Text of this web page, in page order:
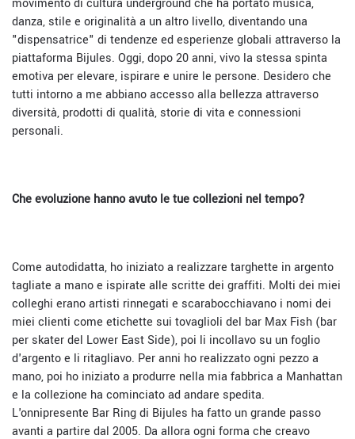
movimento di cultura underground che ha portato musica,
danza, stile e originalità a un altro livello, diventando una
"dispensatrice" di tendenze ed esperienze globali attraverso la
piattaforma Bijules. Oggi, dopo 20 anni, vivo la stessa spinta
emotiva per elevare, ispirare e unire le persone. Desidero che
tutti intorno a me abbiano accesso alla bellezza attraverso
diversità, prodotti di qualità, storie di vita e connessioni
personali.
Che evoluzione hanno avuto le tue collezioni nel tempo?
Come autodidatta, ho iniziato a realizzare targhette in argento
tagliate a mano e ispirate alle scritte dei graffiti. Molti dei miei
colleghi erano artisti rinnegati e scarabocchiavano i nomi dei
miei clienti come etichette sui tovaglioli del bar Max Fish (bar
per skater del Lower East Side), poi li incollavo su un foglio
d'argento e li ritagliavo. Per anni ho realizzato ogni pezzo a
mano, poi ho iniziato a produrre nella mia fabbrica a Manhattan
e la collezione ha cominciato ad andare spedita.
L'onnipresente Bar Ring di Bijules ha fatto un grande passo
avanti a partire dal 2005. Da allora ogni forma che creavo